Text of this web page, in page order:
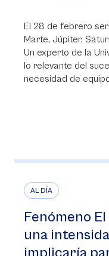
El 28 de febrero
Marte, Júpiter,
Un experto de la
lo relevante del
necesidad de
AL DÍA
Fenómeno
una